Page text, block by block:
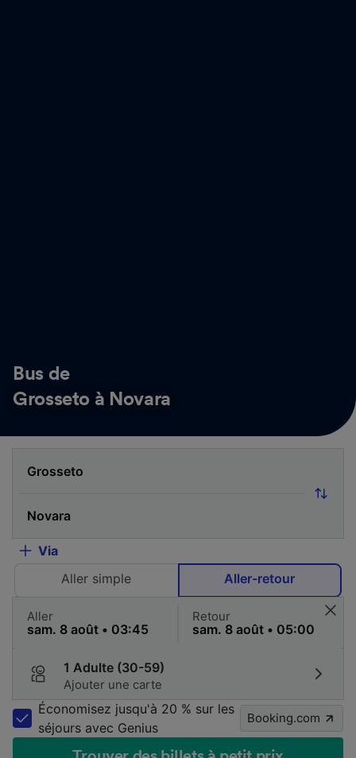
Bus de
Grosseto à Novara
Via
Aller simple
Aller-retour
Aller Retour
1 Adulte (30-59)
Ajouter une carte
Économisez jusqu'à 20 % sur les
séjours avec Genius
Booking.com